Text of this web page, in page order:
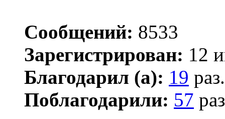
Сообщений: 8533
Зарегистрирован: 12
Благодарил (а): 19 раз.
Поблагодарили: 57